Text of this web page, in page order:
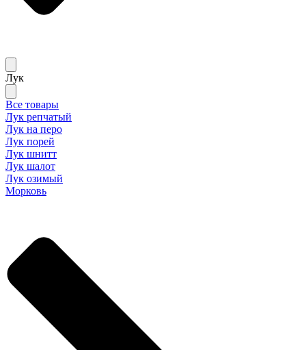
Лук
Все товары
Лук репчатый
Лук на перо
Лук порей
Лук шнитт
Лук шалот
Лук озимый
Морковь